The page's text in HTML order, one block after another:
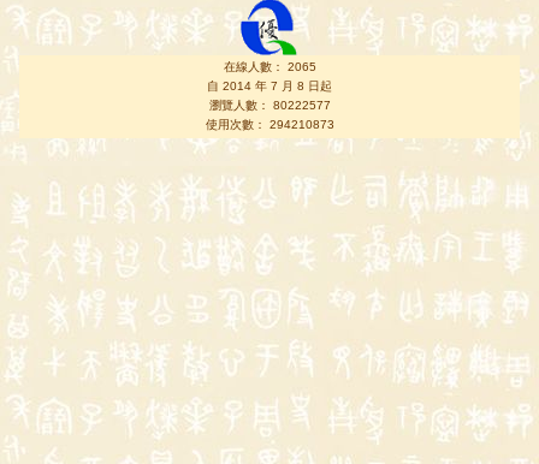
在線人數： 2065
自 2014 年 7 月 8 日起
瀏覽人數： 80222577
使用次數： 294210873